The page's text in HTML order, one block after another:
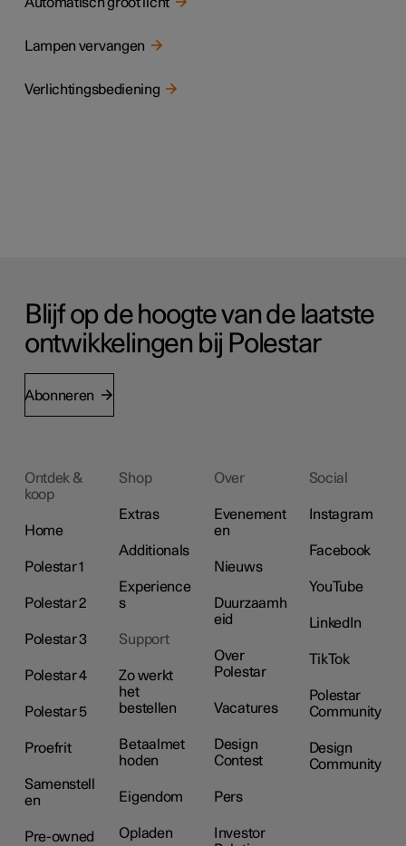
Lampen vervangen
Verlichtingsbediening
Blijf op de hoogte van de laatste
ontwikkelingen bij Polestar
Abonneren
Ontdek &
koop
Home
Polestar 1
Polestar 2
Polestar 3
Polestar 4
Polestar 5
Proefrit
Samenstell
en
Pre-owned
Shop
Extras
Additionals
Experience
s
Support
Zo werkt
het
bestellen
Betaalmet
hoden
Eigendom
Opladen
Over
Evenement
en
Nieuws
Duurzaamh
eid
Over
Polestar
Vacatures
Design
Contest
Pers
Investor
Social
Instagram
Facebook
YouTube
LinkedIn
TikTok
Polestar
Community
Design
Community